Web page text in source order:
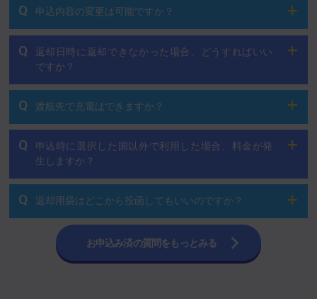
Q 申込内容の変更は可能ですか？
Q
返却日時に返却できなかった場合、どうすればいい
ですか？
Q 渡航先で充電はできますか？
Q
申込時に選択した国以外で利用した場合、料金が発
生しますか？
Q 返却用袋はどこから投函してもいいのですか？
お申込み済の質問をもっとみる